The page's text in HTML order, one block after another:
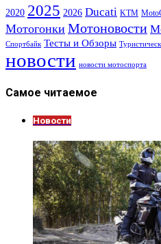
2020 2025 2026 Ducati KTM
Мотогонки Мотоновости
Спортбайк Тесты и Обзоры
новости новости мотоспорта
Самое читаемое
Новости